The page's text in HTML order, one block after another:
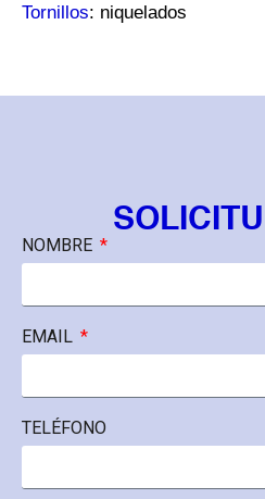
Tornillos: niquelados
NOMBRE
EMAIL
TELÉFONO